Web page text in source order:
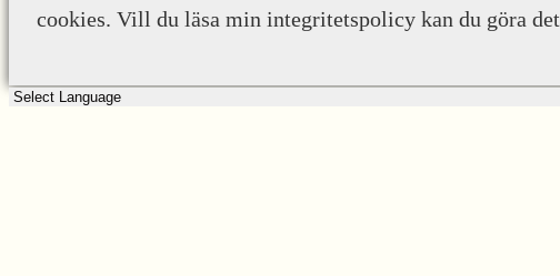
cookies. Vill du läsa min integritetspolicy kan du göra det